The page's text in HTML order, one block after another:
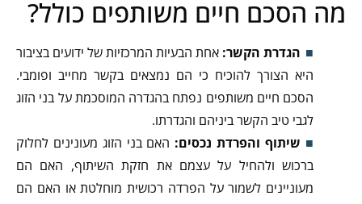
מה הסכם חיים משותפים כולל?
הגדרת הקשר: אחת הבעיות המרכזיות של ידועים בציבור
היא הצורך להוכיח כי הם נמצאים בקשר מחייב ופומבי.
הסכם חיים משותפים נפתח בהגדרה המוסכמת על בני הזוג
לגבי טיב הקשר ביניהם והגדרתו.
שיתוף והפרדת נכסים: האם בני הזוג מעונינים לחלוק
ברכוש ולהחיל על עצמם את חזקת השיתוף, האם הם
מעוניינים לשמור על הפרדה רכושית מוחלטת או האם הם